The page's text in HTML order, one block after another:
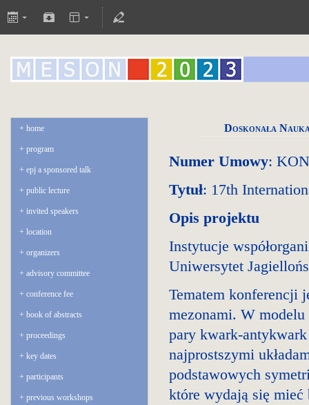
home
program
epj a sponsored talk
public lecture
invited speakers
location
organizers
advisory committee
conference fee
book of abstracts
proceedings
key dates
participants
previous workshops
Doskonała
Numer Umowy:
Tytuł: 17th
Opis projektu
Instytucje
Uniwersytet
Tematem konferencji
mezonami. W
pary kwark-
najprostszymi
podstawowych
które wydają się mieć